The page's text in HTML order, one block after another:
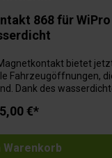
868 für WiPro
bietet
Fahrzeugöffnungen,
Dank des
Garagen im
€*
Warenkorb